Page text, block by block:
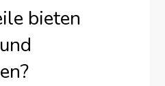
bieten